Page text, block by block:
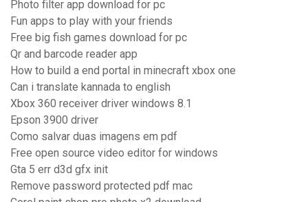
Photo filter app download for pc
Fun apps to play with your friends
Free big fish games download for pc
Qr and barcode reader app
How to build a end portal in minecraft xbox one
Can i translate kannada to english
Xbox 360 receiver driver windows 8.1
Epson 3900 driver
Como salvar duas imagens em pdf
Free open source video editor for windows
Gta 5 err d3d gfx init
Remove password protected pdf mac